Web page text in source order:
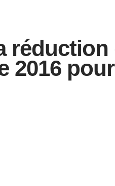
réduction
2016